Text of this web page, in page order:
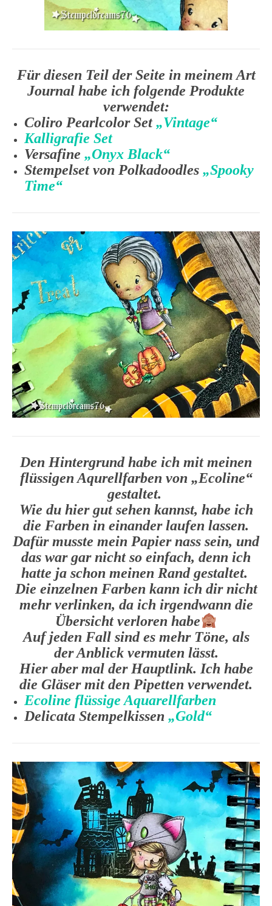
Für diesen Teil der Seite in meinem Art
Journal habe ich folgende Produkte
verwendet:
Coliro Pearlcolor Set„Vintage“
Kalligrafie Set
Versafine „Onyx Black“
Stempelset von Polkadoodles „Spooky
Time“
Den Hintergrund habe ich mit meinen
flüssigen Aqurellfarben von „Ecoline“
gestaltet.
Wie du hier gut sehen kannst, habe ich
die Farben in einander laufen lassen.
Dafür musste mein Papier nass sein, und
das war gar nicht so einfach, denn ich
hatte ja schon meinen Rand gestaltet.
Die einzelnen Farben kann ich dir nicht
mehr verlinken, da ich irgendwann die
Übersicht verloren habe
Auf jeden Fall sind es mehr Töne, als
der Anblick vermuten lässt.
Hier aber mal der Hauptlink. Ich habe
die Gläser mit den Pipetten verwendet.
Ecoline flüssige Aquarellfarben
Delicata Stempelkissen „Gold“